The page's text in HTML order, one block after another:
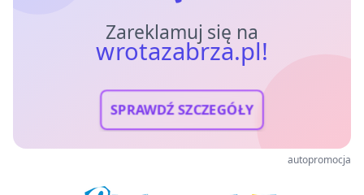
Zareklamuj się na
wrotazabrza.pl!
SPRAWDŹ SZCZEGÓŁY
autopromocja